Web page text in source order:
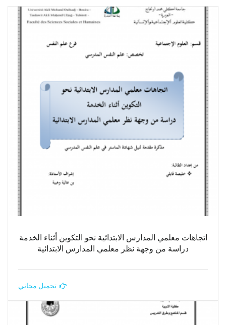
اتجاهات معلمي المدارس الابتدائية نحو التكوين أثناء الخدمة
دراسة من وجهة نظر معلمي المدارس الابتدائية
تحميل مجاني